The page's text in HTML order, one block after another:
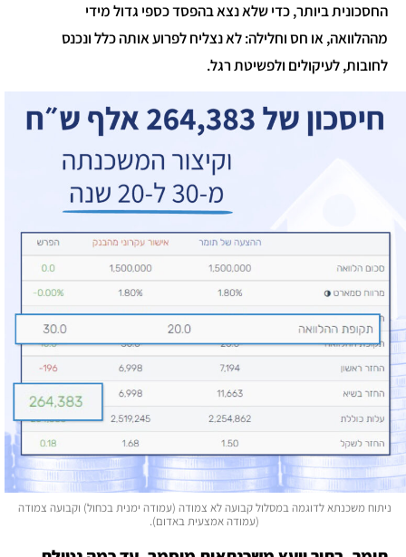
החסכונית ביותר, כדי שלא נצא בהפסד כספי גדול מידי
מההלוואה, או חס וחלילה: לא נצליח לפרוע אותה כלל ונכנס
לחובות, לעיקולים ולפשיטת רגל.
ניתוח משכנתא לדוגמה במסלול קבועה לא צמודה (עמודה ימנית בכחול) וקבועה צמודה
(עמודה אמצעית באדום).